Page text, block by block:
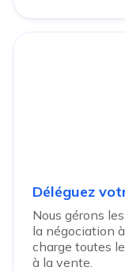
Déléguez
Nous gérons
la négociation
charge toutes
à la vente.